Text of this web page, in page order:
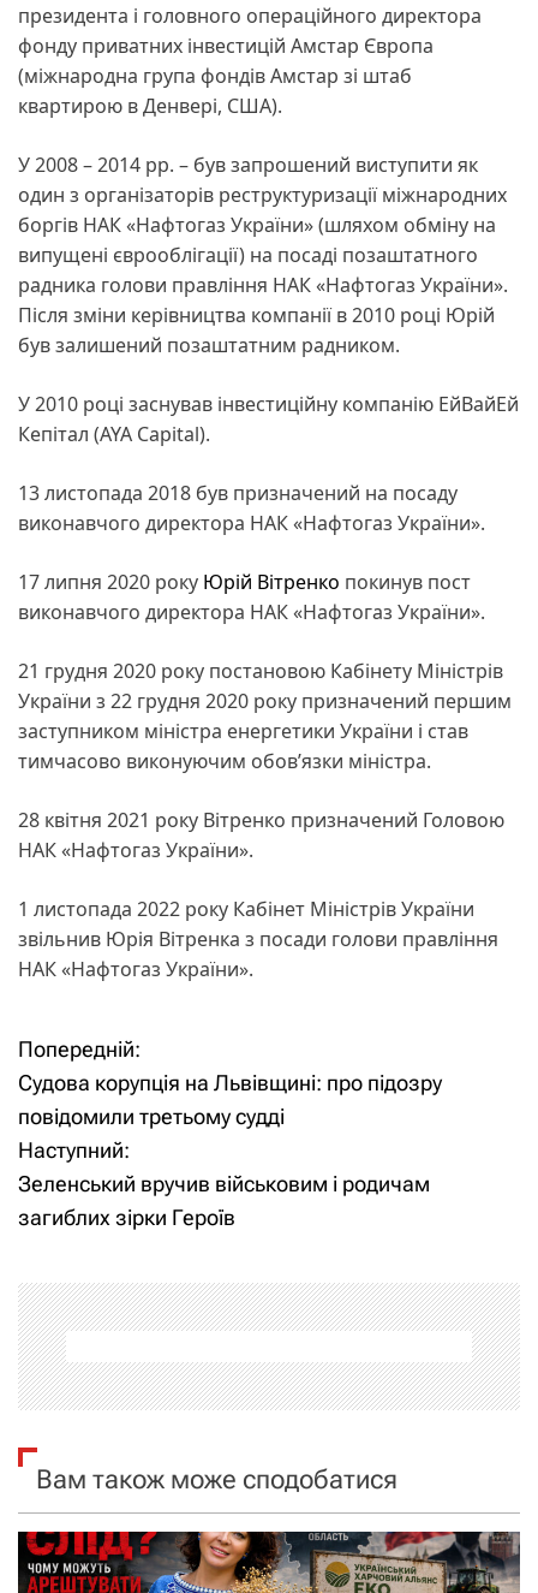
президента і головного операційного директора
фонду приватних інвестицій Амстар Європа
(міжнародна група фондів Амстар зі штаб
квартирою в Денвері, США).
У 2008 – 2014 рр. – був запрошений виступити як
один з організаторів реструктуризації міжнародних
боргів НАК «Нафтогаз України» (шляхом обміну на
випущені єврооблігації) на посаді позаштатного
радника голови правління НАК «Нафтогаз України».
Після зміни керівництва компанії в 2010 році Юрій
був залишений позаштатним радником.
У 2010 році заснував інвестиційну компанію ЕйВайЕй
Кепітал (AYA Capital).
13 листопада 2018 був призначений на посаду
виконавчого директора НАК «Нафтогаз України».
17 липня 2020 року Юрій Вітренко покинув пост
виконавчого директора НАК «Нафтогаз України».
21 грудня 2020 року постановою Кабінету Міністрів
України з 22 грудня 2020 року призначений першим
заступником міністра енергетики України і став
тимчасово виконуючим обов’язки міністра.
28 квітня 2021 року Вітренко призначений Головою
НАК «Нафтогаз України».
1 листопада 2022 року Кабінет Міністрів України
звільнив Юрія Вітренка з посади голови правління
НАК «Нафтогаз України».
Н
а
в
і
а
ц
і
я
з
а
Попередній:
Судова корупція на Львівщині: про підозру
повідомили третьому судді
Наступний:
Зеленський вручив військовим і родичам
загиблих зірки Героїв
Вам також може сподобатися